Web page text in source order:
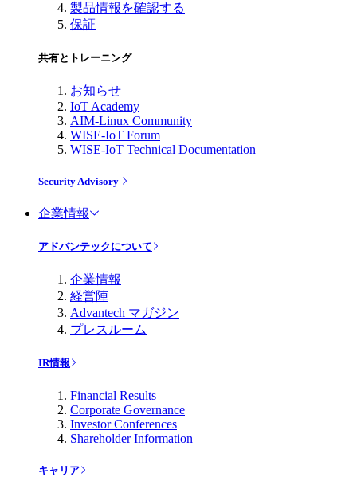
製品情報を確認する
保証
共有とトレーニング
お知らせ
IoT Academy
AIM-Linux Community
WISE-IoT Forum
WISE-IoT Technical Documentation
Security Advisory
企業情報
アドバンテックについて
企業情報
経営陣
Advantech マガジン
プレスルーム
IR情報
Financial Results
Corporate Governance
Investor Conferences
Shareholder Information
キャリア